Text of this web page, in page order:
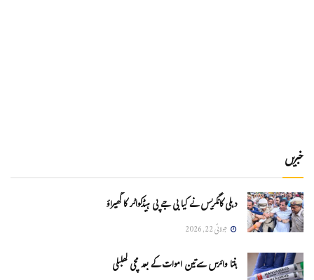
خبریں
دہلی کانگریس نے کیا بی جے پی ہیڈکواٹر کا گھیراؤ
جولائی 22, 2026
ہنتا وائرس سےتین اموات کے بعد مچی کھلبلی